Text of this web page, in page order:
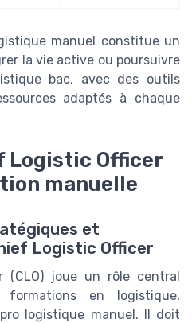
manuel constitue un
la vie active ou poursuivre
bac, avec des outils
adaptés à chaque
Logistic Officer
manuelle
et
Logistic Officer
(CLO) joue un rôle central
formations en logistique,
logistique manuel. Il doit